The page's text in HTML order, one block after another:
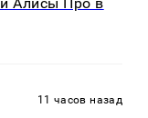
11 часов назад